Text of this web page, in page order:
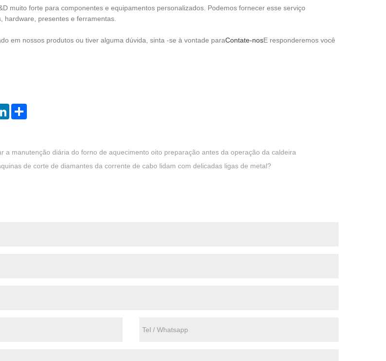
muito forte para componentes e equipamentos personalizados. Podemos fornecer esse serviço
hardware, presentes e ferramentas.
em nossos produtos ou tiver alguma dúvida, sinta -se à vontade paraContate-nosE responderemos você
LinkedIn
a manutenção diária do forno de aquecimento oito preparação antes da operação da caldeira
de corte de diamantes da corrente de cabo lidam com delicadas ligas de metal?